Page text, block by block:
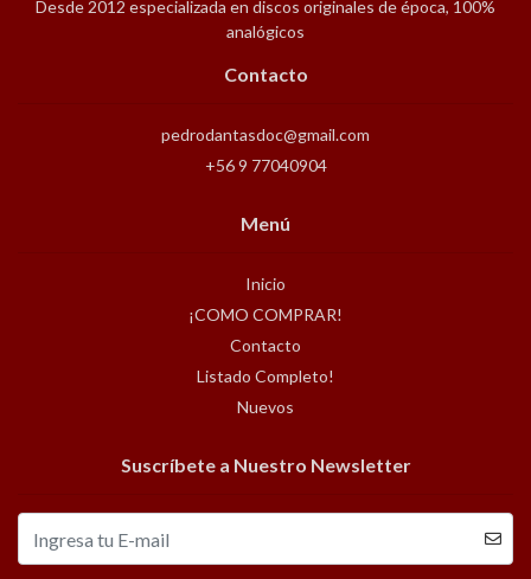
Desde 2012 especializada en discos originales de época, 100%
analógicos
Contacto
pedrodantasdoc@gmail.com
+56 9 77040904
Menú
Inicio
¡COMO COMPRAR!
Contacto
Listado Completo!
Nuevos
Suscríbete a Nuestro Newsletter